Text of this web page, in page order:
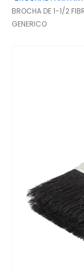
BROCHA DE 1-1/2
GENERICO